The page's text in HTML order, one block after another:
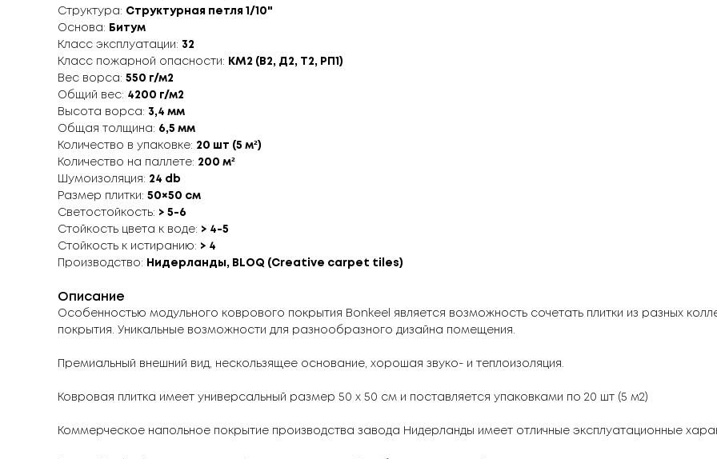
Структура: Структурная петля 1/10"
Основа:
Битум
Класс эксплуатации: 32
Класс пожарной опасности:
КМ2 (В2, Д2, Т2, РП1)
Вес ворса: 550 г/м2
Общий вес: 4200 г/м2
Высота ворса: 3,4 мм
Общая толщина: 6,5 мм
Количество в упаковке: 20 шт (5 м²)
Количество на паллете: 200 м²
Шумоизоляция: 24 db
Размер плитки: 50×50 см
Светостойкость: > 5-6
Стойкость цвета к воде: > 4-5
Стойкость к истиранию: > 4
Производство:
Нидерланды, BLOQ (Creative carpet tiles)
Описание
Особенностью модульного коврового покрытия Bonkeel является возможность сочетать плитки из разных
покрытия. Уникальные возможности для разнообразного дизайна помещения.
Премиальный внешний вид, нескользящее основание, хорошая звуко- и теплоизоляция.
Ковровая плитка имеет универсальный размер 50 х 50 см и поставляется упаковками по 20 шт (5 м2)
Коммерческое напольное покрытие производства завода Нидерланды имеет отличные эксплуатационные